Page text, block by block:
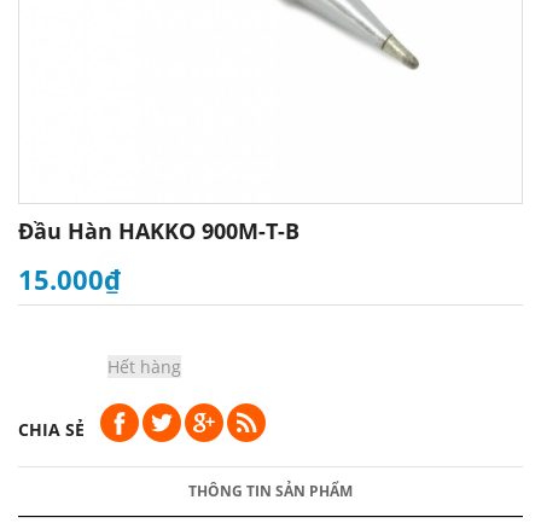
Đầu Hàn HAKKO 900M-T-B
15.000₫
Hết hàng
CHIA SẺ
THÔNG TIN SẢN PHẨM